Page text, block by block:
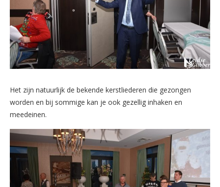
Het zijn natuurlijk de bekende kerstliederen die gezongen
worden en bij sommige kan je ook gezellig inhaken en
meedeinen.